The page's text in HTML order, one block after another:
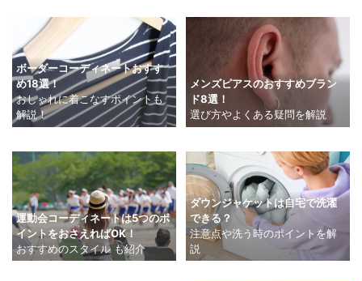
ボーダーコーディネートおすす
め18選！
おしゃれに着こなすポイントも
解説！
メンズピアスのおすすめブラン
ド8選！
選び方やよくある疑問を解説
運動会コーディネートは5つのポ
イントをおさえればOK！
おすすめのスタイル も紹介
ダウンジャケットは自宅で洗濯
できる？
注意点や洗う時のポイントを解
説